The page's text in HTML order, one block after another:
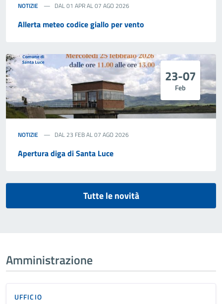
NOTIZIE DAL 01 APR AL 07 AGO 2026
Allerta meteo codice giallo per vento
23-07
Feb
NOTIZIE DAL 23 FEB AL 07 AGO 2026
Apertura diga di Santa Luce
Tutte le novità
Amministrazione
UFFICIO